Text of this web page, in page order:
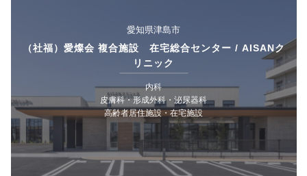
愛知県津島市
（社福）愛燦会 複合施設 在宅総合センター / AISANク
リニック
内科
皮膚科・形成外科・泌尿器科
高齢者居住施設・在宅施設